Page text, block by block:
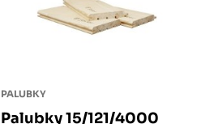
PALUBKY
Palubky 15/121/4000